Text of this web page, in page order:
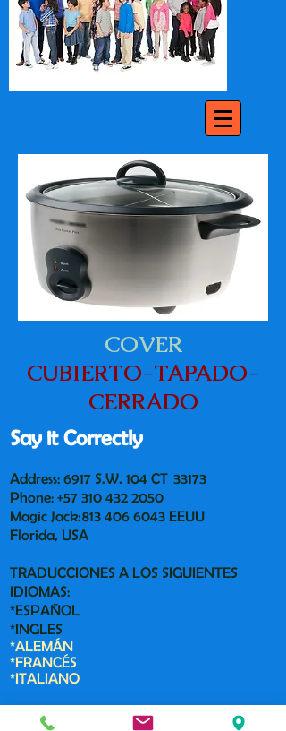
COVER
CUBIERTO-TAPADO-
CERRADO
Say it Correctly
Address: 6917 S.W. 104 CT 33173
Phone: +57 310 432 2050
Magic Jack:813 406 6043 EEUU
Florida, USA
TRADUCCIONES A LOS SIGUIENTES
IDIOMAS:
*ESPAÑOL
*INGLES
*ALEMÁN
*FRANCÉS
*ITALIANO